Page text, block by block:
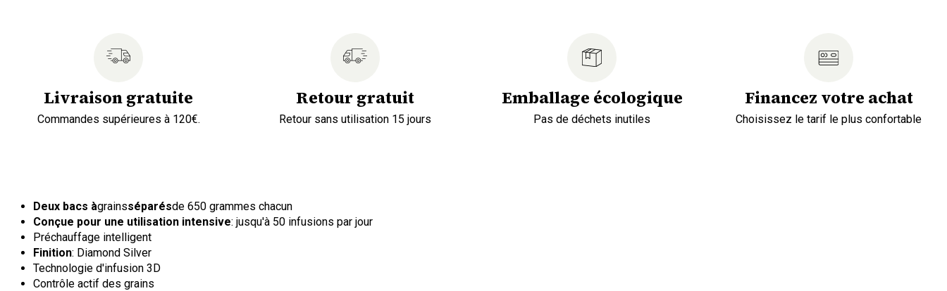
Livraison gratuite
Commandes supérieures à 120€.
Retour gratuit
Retour sans utilisation 15 jours
Emballage écologique
Pas de déchets inutiles
Financez votre achat
Choisissez le tarif le plus confortable
Deux bacs àgrainsséparésde 650 grammes chacun
Conçue pour une utilisation intensive: jusqu'à 50 infusions par jour
Préchauffage intelligent
Finition: Diamond Silver
Technologie d'infusion 3D
Contrôle actif des grains